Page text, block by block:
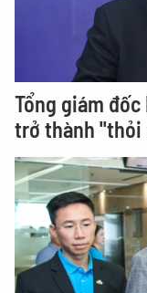
Tổng giám
trở thành "thỏi